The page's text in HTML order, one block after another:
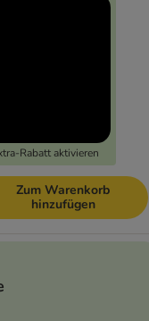
Rabatt aktivieren
Zum Warenkorb
hinzufügen